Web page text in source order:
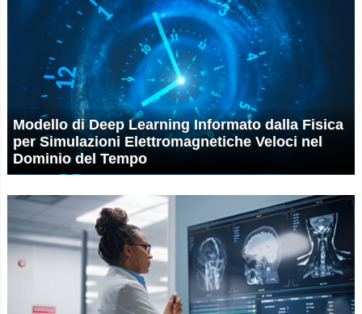
Modello di Deep Learning Informato dalla Fisica
per Simulazioni Elettromagnetiche Veloci nel
Dominio del Tempo